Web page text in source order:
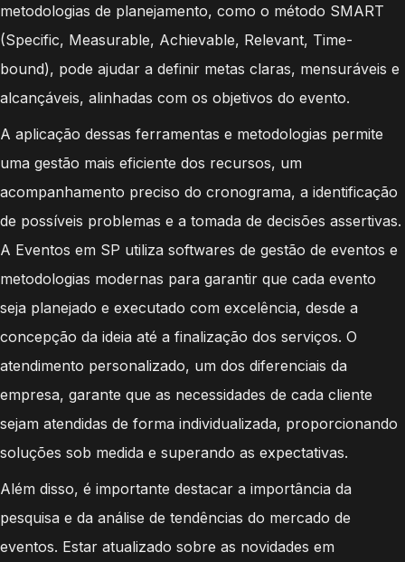
metodologias de planejamento, como o método SMART
(Specific, Measurable, Achievable, Relevant, Time-
bound), pode ajudar a definir metas claras, mensuráveis e
alcançáveis, alinhadas com os objetivos do evento.
A aplicação dessas ferramentas e metodologias permite
uma gestão mais eficiente dos recursos, um
acompanhamento preciso do cronograma, a identificação
de possíveis problemas e a tomada de decisões assertivas.
A Eventos em SP utiliza softwares de gestão de eventos e
metodologias modernas para garantir que cada evento
seja planejado e executado com excelência, desde a
concepção da ideia até a finalização dos serviços. O
atendimento personalizado, um dos diferenciais da
empresa, garante que as necessidades de cada cliente
sejam atendidas de forma individualizada, proporcionando
soluções sob medida e superando as expectativas.
Além disso, é importante destacar a importância da
pesquisa e da análise de tendências do mercado de
eventos. Estar atualizado sobre as novidades em